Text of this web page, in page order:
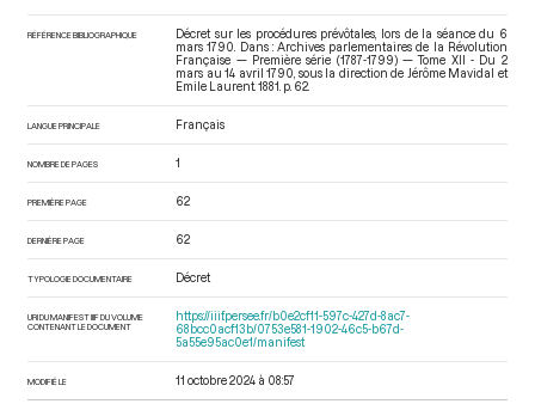
RÉFÉRENCE BIBLIOGRAPHIQUE
Décret sur les procédures prévôtales, lors de la séance du 6
mars 1790. Dans : Archives parlementaires de la Révolution
Française — Première série (1787-1799) — Tome XII - Du 2
mars au 14 avril 1790 , sous la direction de Jérôme Mavidal et
Emile Laurent. 1881. p. 62.
LANGUE PRINCIPALE Français
NOMBRE DE PAGES 1
PREMIÈRE PAGE 62
DERNIÈRE PAGE 62
TYPOLOGIE DOCUMENTAIRE Décret
URI DU MANIFEST IIIF DU VOLUME
CONTENANT LE DOCUMENT
https://iiif.persee.fr/b0e2cf11-597c-427d-8ac7-
68bcc0acf13b/0753e581-1902-46c5-b67d-
5a55e95ac0e1/manifest
MODIFIÉ LE 11 octobre 2024 à 08:57